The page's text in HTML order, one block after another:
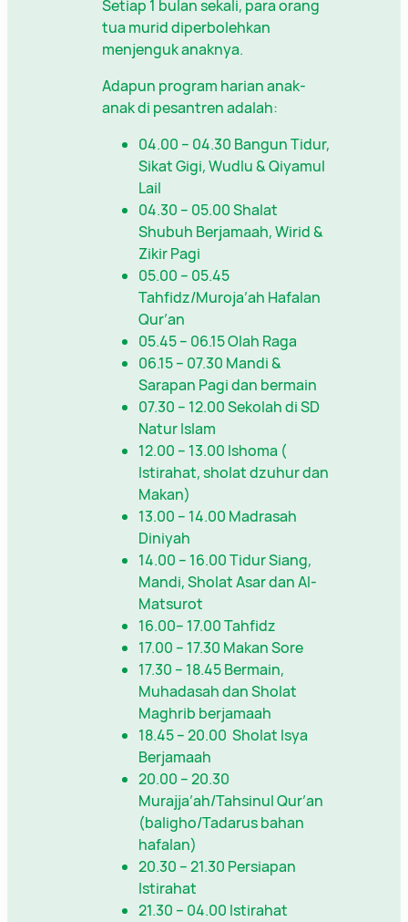
Setiap 1 bulan sekali, para orang
tua murid diperbolehkan
menjenguk anaknya.
Adapun program harian anak-
anak di pesantren adalah:
04.00 – 04.30 Bangun Tidur,
Sikat Gigi, Wudlu & Qiyamul
Lail
04.30 – 05.00 Shalat
Shubuh Berjamaah, Wirid &
Zikir Pagi
05.00 – 05.45
Tahfidz/Muroja’ah Hafalan
Qur’an
05.45 – 06.15 Olah Raga
06.15 – 07.30 Mandi &
Sarapan Pagi dan bermain
07.30 – 12.00 Sekolah di SD
Natur Islam
12.00 – 13.00 Ishoma (
Istirahat, sholat dzuhur dan
Makan)
13.00 – 14.00 Madrasah
Diniyah
14.00 – 16.00 Tidur Siang,
Mandi, Sholat Asar dan Al-
Matsurot
16.00– 17.00 Tahfidz
17.00 – 17.30 Makan Sore
17.30 – 18.45 Bermain,
Muhadasah dan Sholat
Maghrib berjamaah
18.45 – 20.00 Sholat Isya
Berjamaah
20.00 – 20.30
Murajja’ah/Tahsinul Qur’an
(baligho/Tadarus bahan
hafalan)
20.30 – 21.30 Persiapan
Istirahat
21.30 – 04.00 Istirahat